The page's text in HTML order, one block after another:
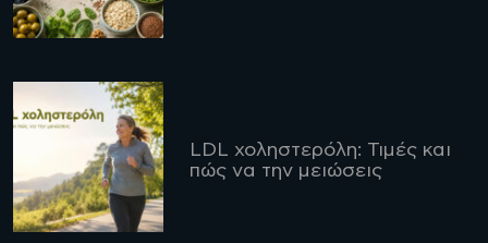
LDL χοληστερόλη: Τιμές και
πώς να την μειώσεις